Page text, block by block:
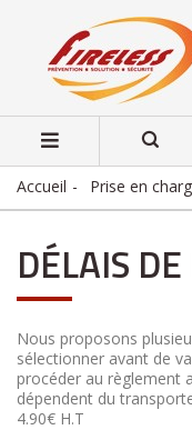
Accueil Prise en
DÉLAIS
Nous proposons
sélectionner avant de
procéder au règlement
dépendent du
4.90€ H.T